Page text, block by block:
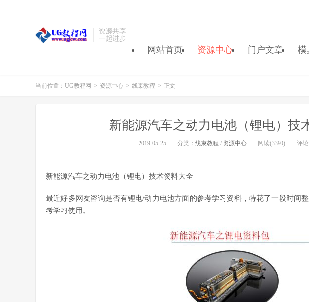
资源共享
一起进步
网站首页 资源中心 门户文章 模
当前位置： UG教程网 > 资源中心 > 线束教程 > 正文
新能源汽车之动力电池（锂电）技
2019-05-25 分类： 线束教程 / 资源中心 阅读(3390) 评
新能源汽车之动力电池（锂电）技术资料大全
最近好多网友咨询是否有锂电/动力电池方面的参考学习资料，特花了一段时间
考学习使用。